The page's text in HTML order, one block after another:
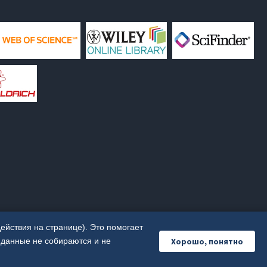
на странице). Это помогает
данные не собираются и не
Хорошо, понятно